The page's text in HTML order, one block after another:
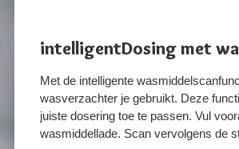
intelligentDosing met
Met de intelligente
wasverzachter je gebruikt. Deze
juiste dosering toe te passen. Vul
wasmiddellade. Scan vervolgens de